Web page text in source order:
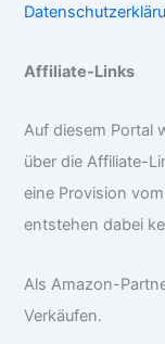
Affiliate-Links
Auf diesem Portal
über die Affiliate-
eine Provision
entstehen dabei
Als Amazon-
Verkäufen.